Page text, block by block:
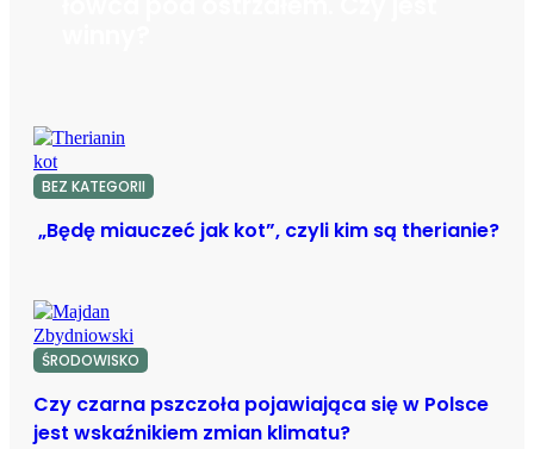
BEZ KATEGORII
„Będę miauczeć jak kot”, czyli kim są therianie?
ŚRODOWISKO
Czy czarna pszczoła pojawiająca się w Polsce
jest wskaźnikiem zmian klimatu?